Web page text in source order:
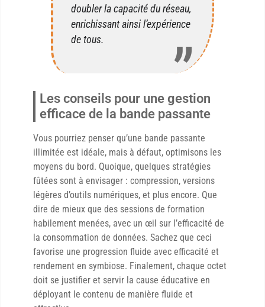
doubler la capacité du réseau,
enrichissant ainsi l’expérience
de tous.
Les conseils pour une gestion
efficace de la bande passante
Vous pourriez penser qu’une bande passante
illimitée est idéale, mais à défaut, optimisons les
moyens du bord. Quoique, quelques stratégies
fûtées sont à envisager : compression, versions
légères d’outils numériques, et plus encore. Que
dire de mieux que des sessions de formation
habilement menées, avec un œil sur l’efficacité de
la consommation de données. Sachez que ceci
favorise une progression fluide avec efficacité et
rendement en symbiose. Finalement, chaque octet
doit se justifier et servir la cause éducative en
déployant le contenu de manière fluide et